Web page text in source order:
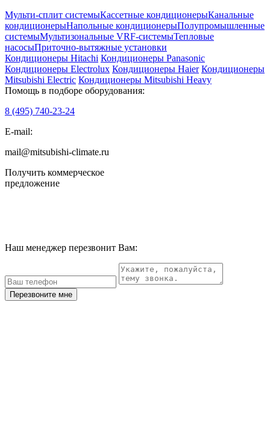
Мульти-сплит системыКассетные кондиционерыКанальные
кондиционерыНапольные кондиционерыПолупромышленные
системыМультизональные VRF-системыТепловые
насосыПриточно-вытяжные установки
Кондиционеры Hitachi Кондиционеры Panasonic
Кондиционеры Electrolux Кондиционеры Haier Кондиционеры
Mitsubishi Electric Кондиционеры Mitsubishi Heavy
Помощь в подборе оборудования:
8 (495) 740-23-24
E-mail:
mail@mitsubishi-climate.ru
Получить коммерческое
предложение
Наш менеджер перезвонит Вам:
Перезвоните мне